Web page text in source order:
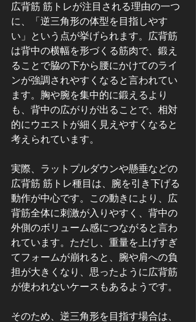
広背筋 筋トレが注目される理由の一つ
に、「逆三角形の体型を目指しやす
い」という点が挙げられます。広背筋
は背中の横幅を形づくる筋肉で、鍛え
ることで脇の下から腰にかけてのライ
ンが強調されやすくなると言われてい
ます。胸や腕を集中的に鍛えるより
も、背中の広がりが出ることで、相対
的にウエストが細く見えやすくなると
考えられています。
実際、ラットプルダウンや懸垂などの
広背筋 筋トレ種目は、腕を引き下げる
動作が中心です。この動きにより、広
背筋全体に刺激が入りやすく、背中の
外側のボリューム感につながると言わ
れています。ただし、重量を上げすぎ
てフォームが崩れると、腕や肩への負
担が大きくなり、思ったように広背筋
が使われないケースもあるようです。
そのため、逆三角形を目指す場合は、